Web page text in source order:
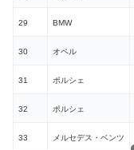
29 BMW
30 オペル
31 ポルシェ
32 ポルシェ
33 メルセデス・ベンツ